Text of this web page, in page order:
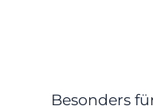
Besonders